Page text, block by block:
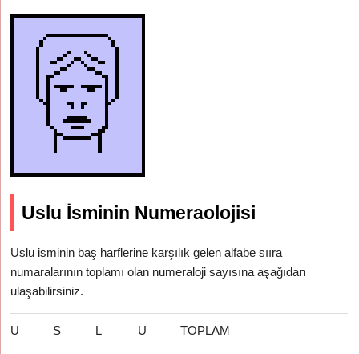
Uslu İsminin Numeraolojisi
Uslu isminin baş harflerine karşılık gelen alfabe sııra
numaralarının toplamı olan numeraloji sayısına aşağıdan
ulaşabilirsiniz.
U S L U TOPLAM